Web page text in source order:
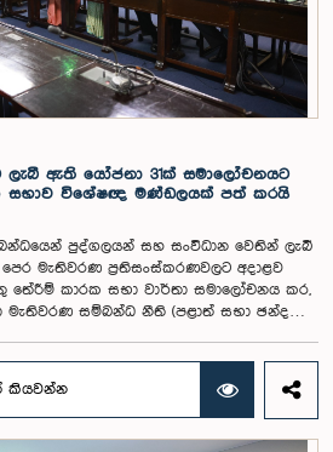
ද සලකා බලමින් මෙම තිරණයට එළඹුණ බව
පෙර, එය ජාතික වැටුප් හා සේවක සංඛ්‍යා
ද වර්තමානයේ එවැනි කොමිසමක් නොමැති
සඳහා යෝජිත වැටුප්
පැවරී ඇති වගකීම් සහ කාර්යභාරය
ඉහළ මට්ටමක පැවතිය යුතු බවට කාරක
අදහස විය. ඒ අනුව, අදාළ වැටුප්
තවදුරටත් අවධානය යොමු කර අවශ්‍ය තීරණ
පෙන්වා දුන් අතර ස්ථිර සහ ස්වධින
සභාවක් ස්ථාපිත කරන ලෙස කාරක
ලැබී ඇති යෝජනා 31ක් සමාලෝචනයට
සභාව විශේෂඥ මණ්ඩලයක් පත් කරයි
පුද්ගලයන් සහ සංවිධාන වෙතින් ලැබී
මැතිවරණ ප්‍රතිසංස්කරණවලට අදාළව
කාරක සභා වාර්තා සමාලෝචනය කර,
මැතිවරණ සම්බන්ධ නීති (පළාත් සභා ඡන්ද
පළාත් සභා සහ පළාත් පාලන ගරු අමාත්‍ය
මහතාගේ සභාපතිත්වයෙන්
වූ අවස්ථාවේදීය.එහිදී 2004, 2007 සහ 2022
කියවන්න